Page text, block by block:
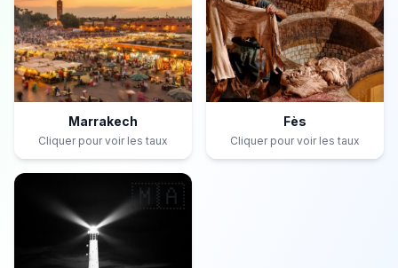
Marrakech
Cliquer pour voir les taux
Fès
Cliquer pour voir les taux
🇲🇦